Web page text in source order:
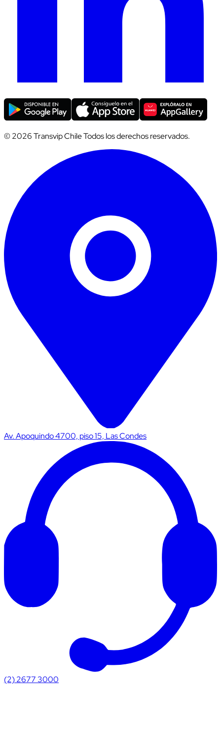
© 2026 Transvip Chile Todos los derechos reservados.
Av. Apoquindo 4700, piso 15, Las Condes
(2) 2677 3000